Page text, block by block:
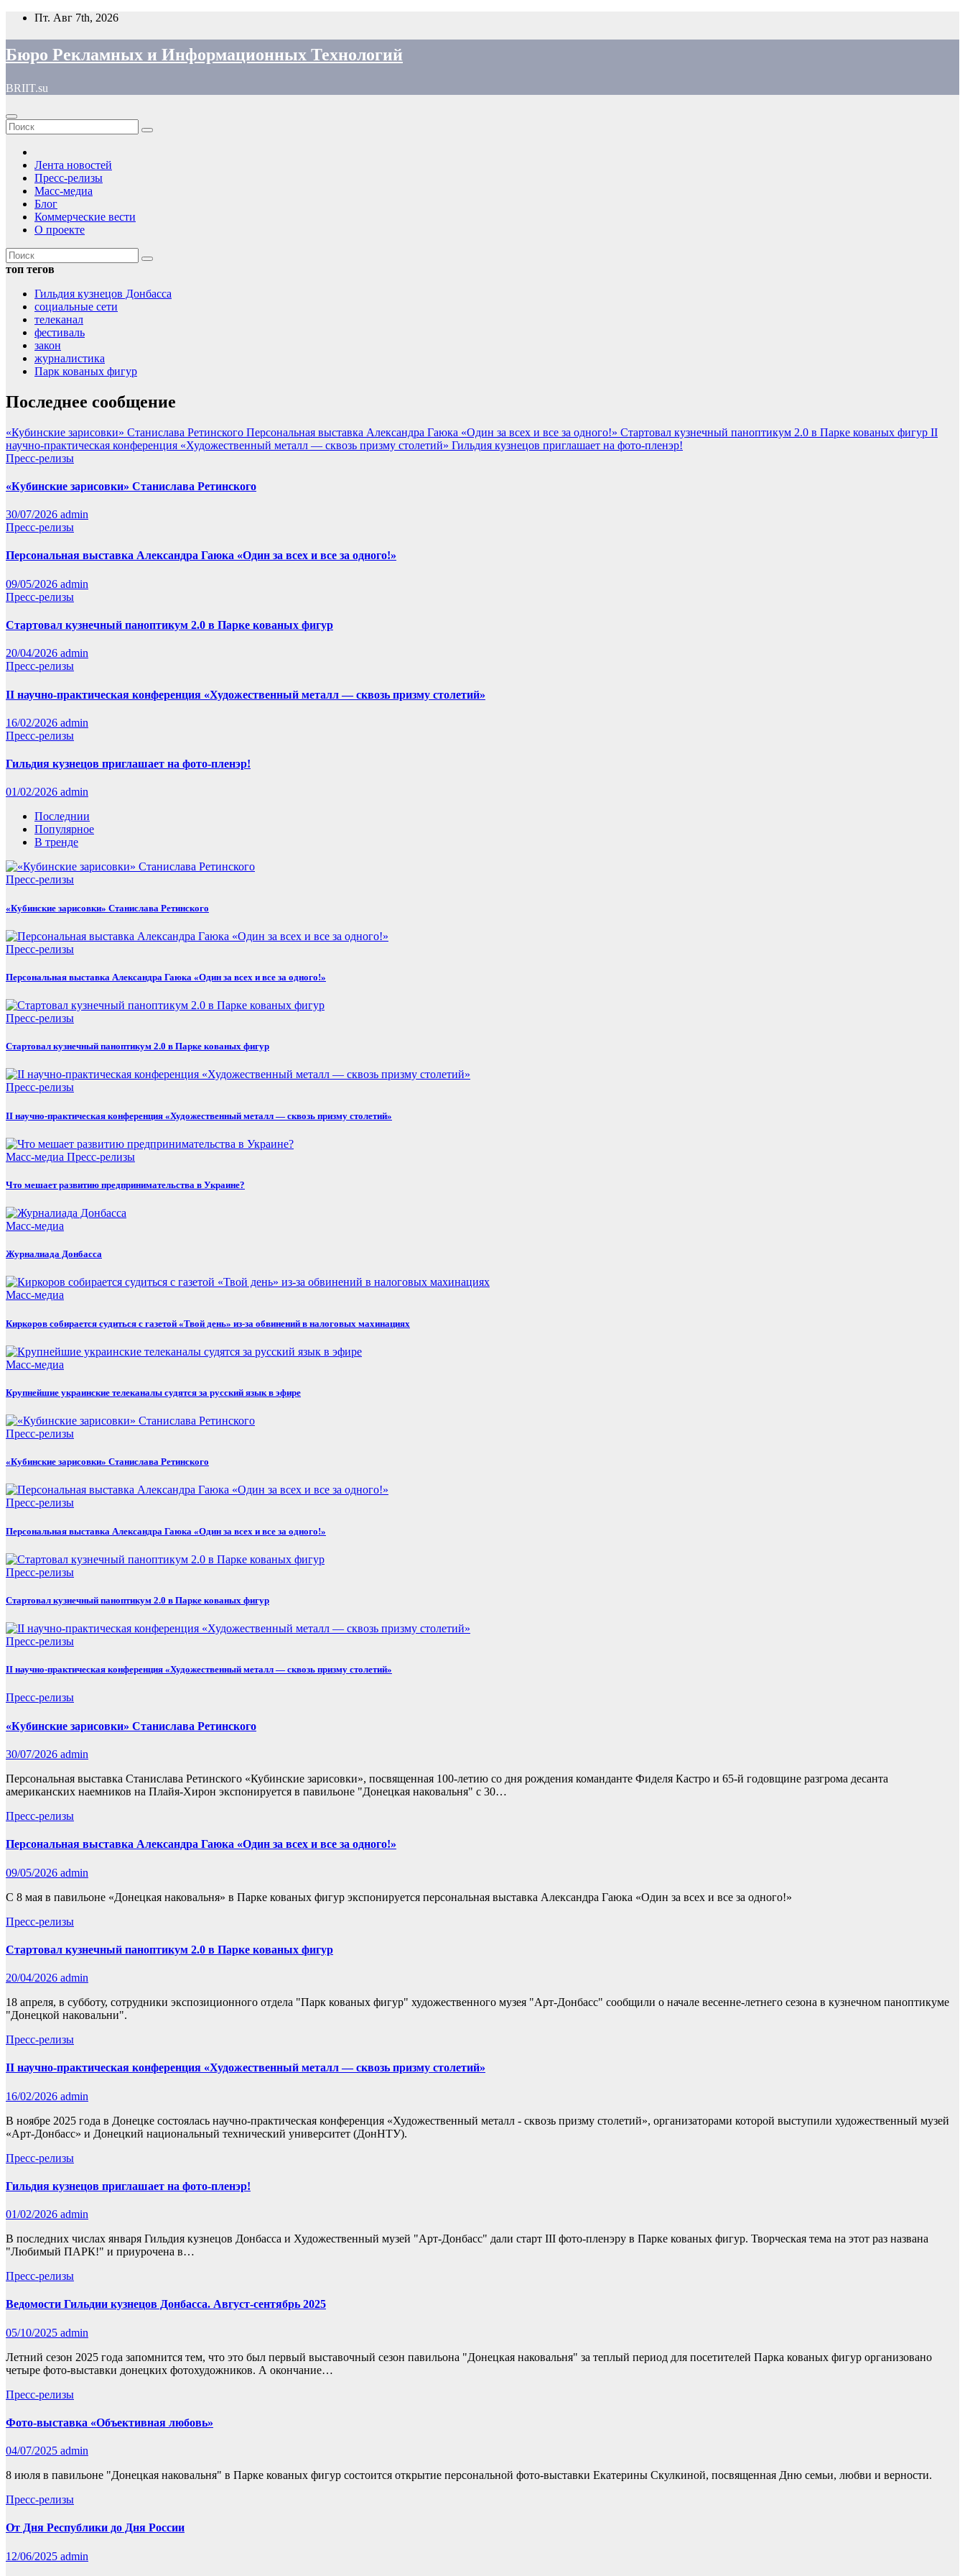
Перейти
содержимому
Пт. Авг 7th, 2026
Бюро Рекламных и Информационных Технологий
BRIIT.su
Лента новостей
Пресс-релизы
Масс-медиа
Блог
Коммерческие вести
О проекте
топ тегов
Гильдия кузнецов Донбасса
социальные сети
телеканал
фестиваль
закон
журналистика
Парк кованых фигур
Последнее сообщение
«Кубинские зарисовки» Станислава Ретинского Персональная выставка Александра Гаюка «Один за всех и все за одного!» Стартовал кузнечный паноптикум 2.0 в Парке кованых фигур II
научно-практическая конференция «Художественный металл — сквозь призму столетий» Гильдия кузнецов приглашает на фото-пленэр!
Пресс-релизы
«Кубинские зарисовки» Станислава Ретинского
30/07/2026 admin
Пресс-релизы
Персональная выставка Александра Гаюка «Один за всех и все за одного!»
09/05/2026 admin
Пресс-релизы
Стартовал кузнечный паноптикум 2.0 в Парке кованых фигур
20/04/2026 admin
Пресс-релизы
II научно-практическая конференция «Художественный металл — сквозь призму столетий»
16/02/2026 admin
Пресс-релизы
Гильдия кузнецов приглашает на фото-пленэр!
01/02/2026 admin
Последнии
Популярное
В тренде
Пресс-релизы
«Кубинские зарисовки» Станислава Ретинского
Пресс-релизы
Персональная выставка Александра Гаюка «Один за всех и все за одного!»
Пресс-релизы
Стартовал кузнечный паноптикум 2.0 в Парке кованых фигур
Пресс-релизы
II научно-практическая конференция «Художественный металл — сквозь призму столетий»
Масс-медиа Пресс-релизы
Что мешает развитию предпринимательства в Украине?
Масс-медиа
Журналиада Донбасса
Масс-медиа
Киркоров собирается судиться с газетой «Твой день» из-за обвинений в налоговых махинациях
Масс-медиа
Крупнейшие украинские телеканалы судятся за русский язык в эфире
Пресс-релизы
«Кубинские зарисовки» Станислава Ретинского
Пресс-релизы
Персональная выставка Александра Гаюка «Один за всех и все за одного!»
Пресс-релизы
Стартовал кузнечный паноптикум 2.0 в Парке кованых фигур
Пресс-релизы
II научно-практическая конференция «Художественный металл — сквозь призму столетий»
Пресс-релизы
«Кубинские зарисовки» Станислава Ретинского
30/07/2026 admin
Персональная выставка Станислава Ретинского «Кубинские зарисовки», посвященная 100-летию со дня рождения команданте Фиделя Кастро и 65-й годовщине разгрома десанта
американских наемников на Плайя-Хирон экспонируется в павильоне "Донецкая наковальня" с 30…
Пресс-релизы
Персональная выставка Александра Гаюка «Один за всех и все за одного!»
09/05/2026 admin
С 8 мая в павильоне «Донецкая наковальня» в Парке кованых фигур экспонируется персональная выставка Александра Гаюка «Один за всех и все за одного!»
Пресс-релизы
Стартовал кузнечный паноптикум 2.0 в Парке кованых фигур
20/04/2026 admin
18 апреля, в субботу, сотрудники экспозиционного отдела "Парк кованых фигур" художественного музея "Арт-Донбасс" сообщили о начале весенне-летнего сезона в кузнечном паноптикуме
"Донецкой наковальни".
Пресс-релизы
II научно-практическая конференция «Художественный металл — сквозь призму столетий»
16/02/2026 admin
В ноябре 2025 года в Донецке состоялась научно-практическая конференция «Художественный металл - сквозь призму столетий», организаторами которой выступили художественный музей
«Арт-Донбасс» и Донецкий национальный технический университет (ДонНТУ).
Пресс-релизы
Гильдия кузнецов приглашает на фото-пленэр!
01/02/2026 admin
В последних числах января Гильдия кузнецов Донбасса и Художественный музей "Арт-Донбасс" дали старт III фото-пленэру в Парке кованых фигур. Творческая тема на этот раз названа
"Любимый ПАРК!" и приурочена в…
Пресс-релизы
Ведомости Гильдии кузнецов Донбасса. Август-сентябрь 2025
05/10/2025 admin
Летний сезон 2025 года запомнится тем, что это был первый выставочный сезон павильона "Донецкая наковальня" за теплый период для посетителей Парка кованых фигур организовано
четыре фото-выставки донецких фотохудожников. А окончание…
Пресс-релизы
Фото-выставка «Объективная любовь»
04/07/2025 admin
8 июля в павильоне "Донецкая наковальня" в Парке кованых фигур состоится открытие персональной фото-выставки Екатерины Скулкиной, посвященная Дню семьи, любви и верности.
Пресс-релизы
От Дня Республики до Дня России
12/06/2025 admin